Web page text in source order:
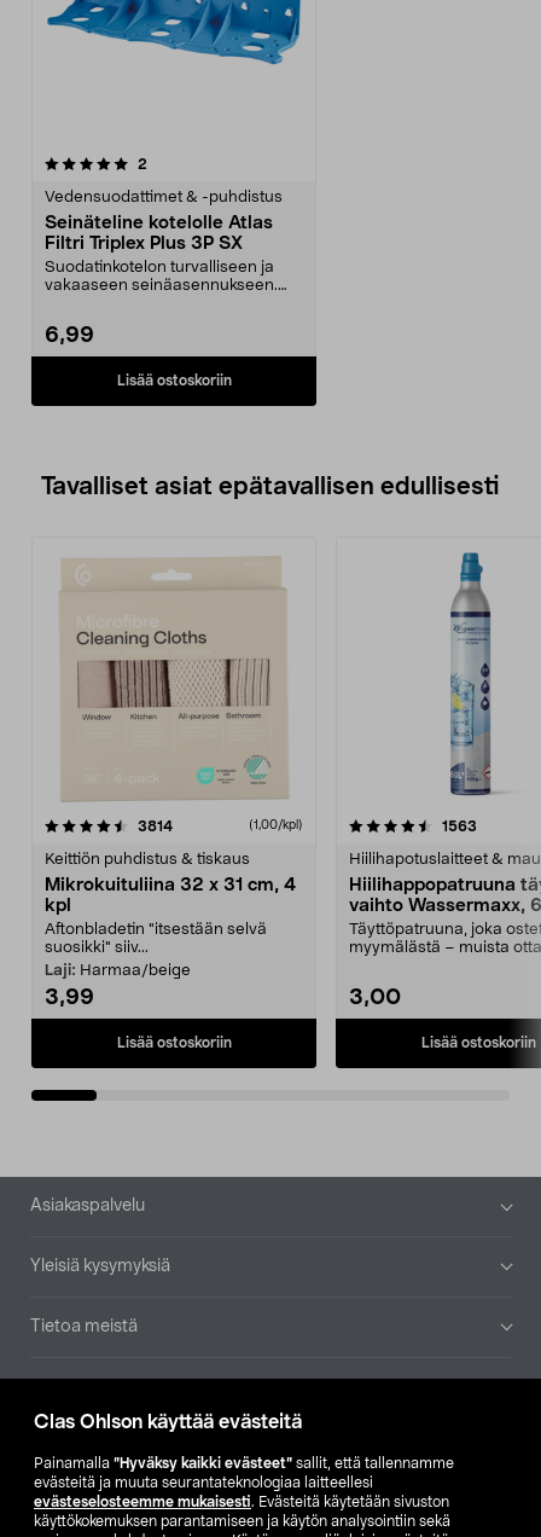
Clas Ohlson käyttää evästeitä
Painamalla ”Hyväksy kaikki evästeet” sallit, että tallennamme
evästeitä ja muuta seurantateknologiaa laitteellesi
evästeselosteemme mukaisesti. Evästeitä käytetään sivuston
käyttökokemuksen parantamiseen ja käytön analysointiin sekä
2
Vedensuodattimet & -puhdistus
Seinäteline kotelolle Atlas
Filtri Triplex Plus 3P SX
Suodatinkotelon turvalliseen ja
vakaaseen seinäasennukseen.
6,99
Lisää ostoskoriin
Tavalliset asiat epätavallisen edullisesti
3814arvostelut (1,00/kpl)
Keittiön puhdistus & tiskaus
Mikrokuituliina 32 x 31 cm, 4
kpl
Aftonbladetin "itsestään selvä
suosikki" siiv...
Laji: Harmaa/beige
3,99
Lisää ostoskoriin
4.5viidestä
1563
Hiilihapotuslaitteet &
Hiilihappopatruuna
vaihto Wassermaxx,
Täyttöpatruuna, joka
myymälästä – muista
3,00
Lisää ostoskoriin
4.5viidestä
Alatunniste
Asiakaspalvelu
Yleisiä kysymyksiä
Tietoa meistä
Etsi myymälä